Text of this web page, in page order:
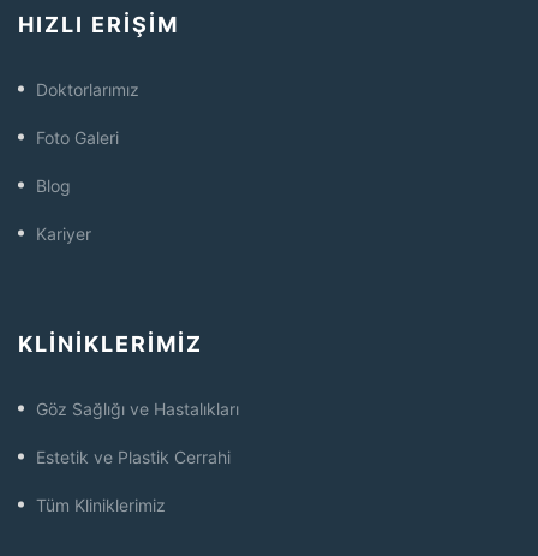
HIZLI ERIŞIM
Doktorlarımız
Foto Galeri
Blog
Kariyer
KLINIKLERIMIZ
Göz Sağlığı ve Hastalıkları
Estetik ve Plastik Cerrahi
Tüm Kliniklerimiz